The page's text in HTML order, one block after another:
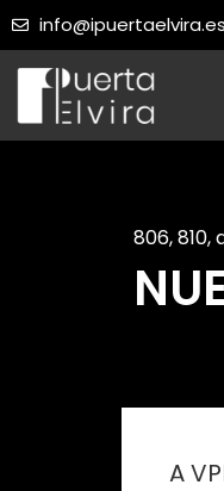
info@ipuertaelvira.es
806,810,
A